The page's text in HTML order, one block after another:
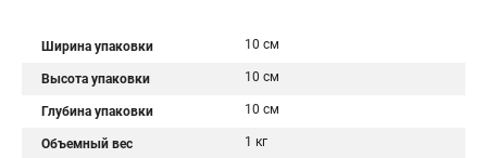
Ширина упаковки 10 см
Высота упаковки 10 см
Глубина упаковки 10 см
Объемный вес 1 кг